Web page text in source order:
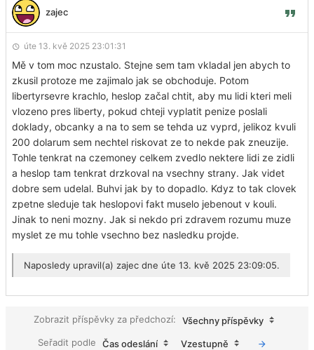
zajec
úte 13. kvě 2025 23:01:31
Mě v tom moc nzustalo. Stejne sem tam vkladal jen abych to
zkusil protoze me zajimalo jak se obchoduje. Potom
libertyrsevre krachlo, heslop začal chtit, aby mu lidi kteri meli
vlozeno pres liberty, pokud chteji vyplatit penize poslali
doklady, obcanky a na to sem se tehda uz vyprd, jelikoz kvuli
200 dolarum sem nechtel riskovat ze to nekde pak zneuzije.
Tohle tenkrat na czemoney celkem zvedlo nektere lidi ze zidli
a heslop tam tenkrat drzkoval na vsechny strany. Jak videt
dobre sem udelal. Buhvi jak by to dopadlo. Kdyz to tak clovek
zpetne sleduje tak heslopovi fakt muselo jebenout v kouli.
Jinak to neni mozny. Jak si nekdo pri zdravem rozumu muze
myslet ze mu tohle vsechno bez nasledku projde.
Naposledy upravil(a) zajec dne úte 13. kvě 2025 23:09:05.
Zobrazit příspěvky za předchozí:
Všechny příspěvky
Seřadit podle
Čas odeslání Vzestupně